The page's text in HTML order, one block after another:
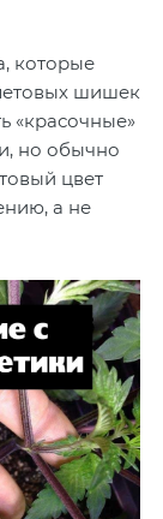
которые
шишек
«красочные»
но обычно
цвет
а не